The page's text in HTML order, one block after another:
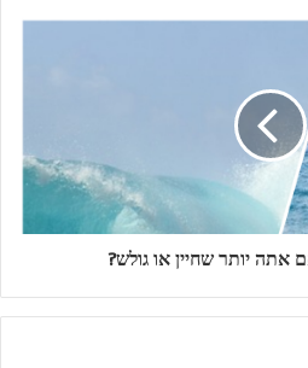
יותר שחיין או גולש?